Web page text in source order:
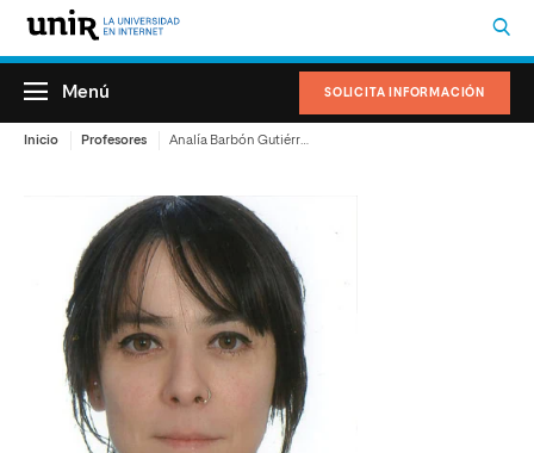
SOLICITA INFORMACIÓN
Menú
Inicio Profesores